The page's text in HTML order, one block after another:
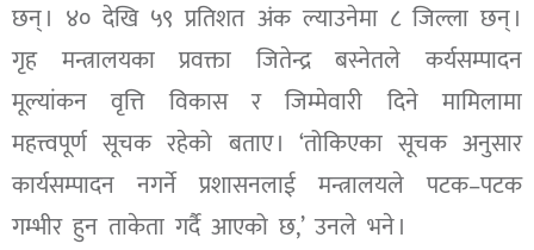
छन् । ४० देखि ५९ प्रतिशत अंक ल्याउनेमा ८ जिल्ला छन् ।
गृह मन्त्रालयका प्रवक्ता जितेन्द्र बस्नेतले कर्यसम्पादन
मूल्यांकन वृत्ति विकास र जिम्मेवारी दिने मामिलामा
महत्त्वपूर्ण सूचक रहेको बताए । ‘तोकिएका सूचक अनुसार
कार्यसम्पादन नगर्ने प्रशासनलाई मन्त्रालयले पटक–पटक
गम्भीर हुन ताकेता गर्दै आएको छ,’ उनले भने ।